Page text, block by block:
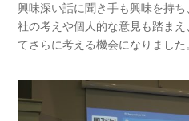
興味深い話に聞き手も興味を持
社の考えや個人的な意見も踏ま
てさらに考える機会になりました